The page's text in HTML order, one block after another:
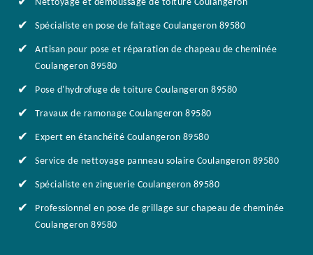
Nettoyage et démoussage de toiture Coulangeron
Spécialiste en pose de faîtage Coulangeron 89580
Artisan pour pose et réparation de chapeau de cheminée
Coulangeron 89580
Pose d'hydrofuge de toiture Coulangeron 89580
Travaux de ramonage Coulangeron 89580
Expert en étanchéité Coulangeron 89580
Service de nettoyage panneau solaire Coulangeron 89580
Spécialiste en zinguerie Coulangeron 89580
Professionnel en pose de grillage sur chapeau de cheminée
Coulangeron 89580